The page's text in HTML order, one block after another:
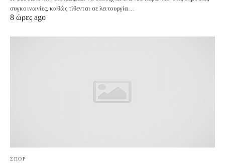
συγκοινωνίες, καθώς τίθενται σε λειτουργία…
8 ώρες ago
ΣΠΟΡ